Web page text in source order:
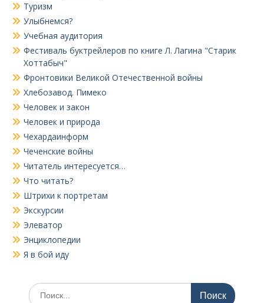
Туризм
Улыбнемся?
Учебная аудитория
Фестиваль буктрейлеров по книге Л. Лагина "Старик
Хоттабыч"
Фронтовики Великой Отечественной войны
Хлебозавод. Пимеко
Человек и закон
Человек и природа
Чехардаинформ
Чеченские войны
Читатель интересуется…
Что читать?
Штрихи к портретам
Экскурсии
Элеватор
Энциклопедии
Я в бой иду
Поиск